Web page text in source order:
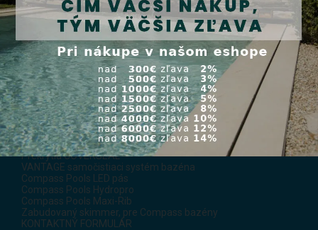
Bazén X-TRAINER 45, 82
Bazén XL a XXL TRAINER 72FB, 110, 110FB, 133
Bazén JAVA 101
Bazén XL-JAVA 114
Bazén RIVERINA 67, 106
Bazén FAST LANE 122
Bazén XL LOUNGER 95, 115
Bazén INFINITY 80
Bazén PLUNGE 35
Bazén BABY POOL
Bazén YACHT POOL
FARBY Compass bazénov
ROLLO COVER roletové prekrytie hladiny
Prekrytia COVERSEAL
VANTAGE samočistiaci systém bazéna
Compass Pools LED pás
Compass Pools Hydropro
Compass Pools Maxi-Rib
Zabudovaný skimmer, pre Compass bazény
KONTAKTNÝ FORMULÁR